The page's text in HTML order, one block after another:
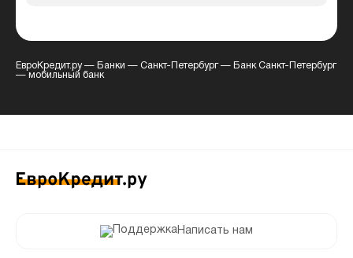
ЕвроКредит.ру— Банки — Санкт-Петербург— Банк Санкт-Петербург
— мобильный банк
Написать нам